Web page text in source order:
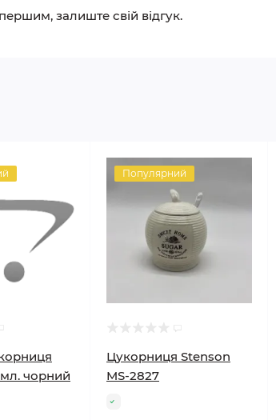
залиште свій відгук.
чорний
Популярний
Цукорниця Stenson
MS-2827